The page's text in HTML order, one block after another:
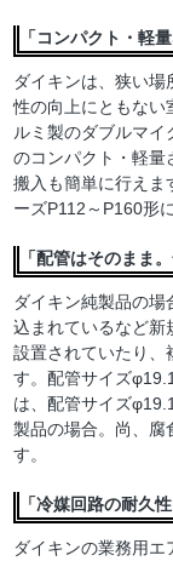
「コンパクト・軽
ダイキンは、狭い
性の向上にともない
ルミ製のダブルマ
のコンパクト・軽量
搬入も簡単に行え
ーズP112～P160形
「配管はそのまま
ダイキン純製品の
込まれているなど新
設置されていたり、
す。配管サイズ
は、配管サイズ
製品の場合。尚、腐
す。
「冷媒回路の耐久
ダイキンの業務用